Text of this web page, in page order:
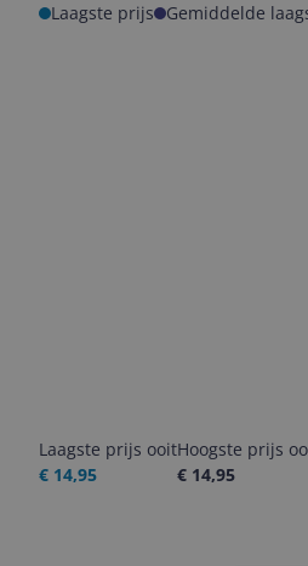
Laagste prijs Gemiddelde
Laagste prijs ooit
€ 14,95
Hoogste prijs
€ 14,95